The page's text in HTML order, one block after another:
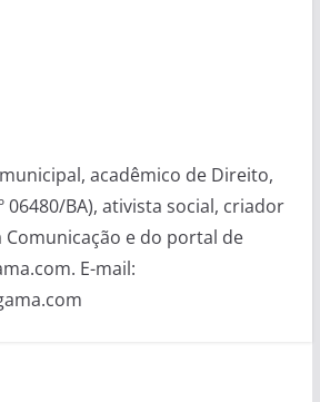
acadêmico de Direito,
06480/BA), ativista social, criador
Comunicação e do portal de
E-mail: